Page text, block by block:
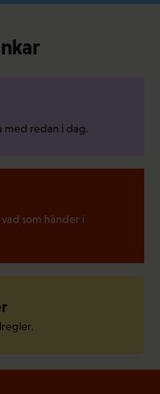
med redan i dag.
som händer i